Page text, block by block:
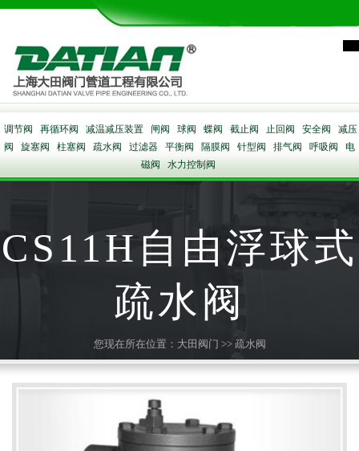
调节阀 再循环阀 减温减压装置 闸阀 球阀 蝶阀 截止阀 止回阀 安全阀
减压
阀
旋塞阀 柱塞阀 疏水阀 过滤器 平衡阀 隔膜阀 针型阀 排气阀 呼吸阀
电
磁阀
水力控制阀
CS11H自由浮球式
疏水阀
您现在所在位置： 大田阀门 >> 疏水阀